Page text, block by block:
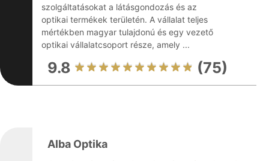
szolgáltatásokat a látásgondozás és az
optikai termékek területén. A vállalat teljes
mértékben magyar tulajdonú és egy vezető
optikai vállalatcsoport része, amely ...
9.8 (75)
Alba Optika